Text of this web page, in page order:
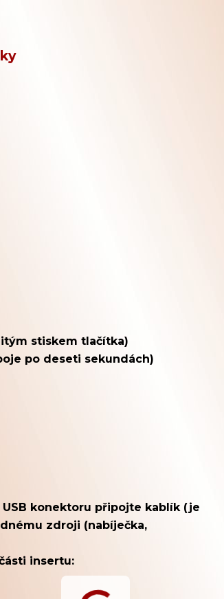
stiskem tlačítka)
po deseti sekundách)
konektoru připojte kablík (je
zdroji (nabíječka,
insertu: